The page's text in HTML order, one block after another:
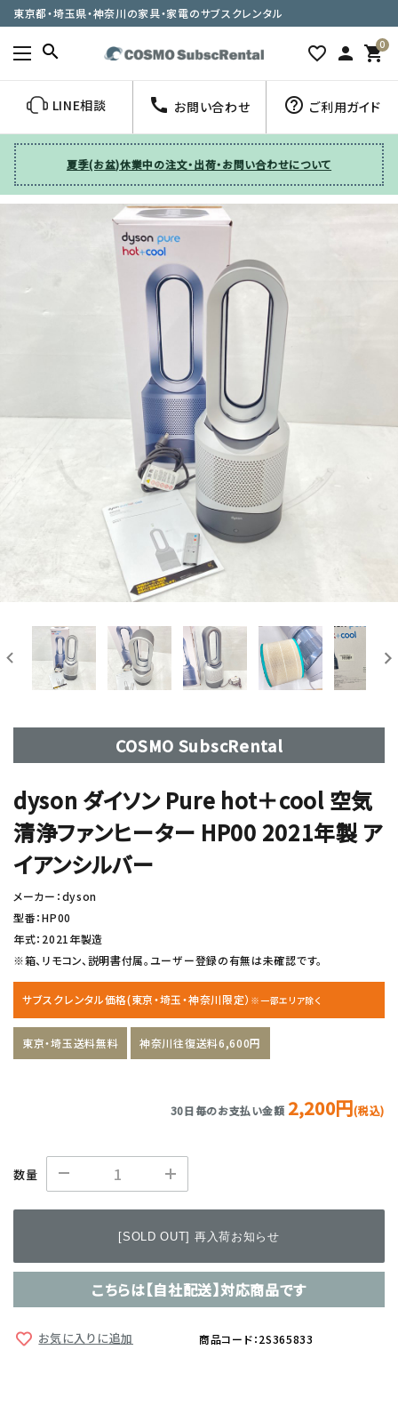
東京都・埼玉県・神奈川の家具・家電のサブスクレンタル
search favorite_border person 0
shopping_cart
LINE相談 call お問い合わせ help_outline ご利用ガイド
夏季(お盆)休業中の注文・出荷・お問い合わせについて
COSMO SubscRental
dyson ダイソン Pure hot＋cool 空気
清浄ファンヒーター HP00 2021年製 ア
イアンシルバー
メーカー：dyson
型番：HP00
年式：2021年製造
※箱、リモコン、説明書付属。ユーザー登録の有無は未確認です。
サブスクレンタル価格(東京・埼玉・神奈川限定） ※一部エリア除く
東京・埼玉送料無料 神奈川往復送料6,600円
30日毎のお支払い金額 2,200円(税込)
数量
[SOLD OUT] 再入荷お知らせ
こちらは【自社配送】対応商品です
お気に入りに追加 商品コード：2S365833